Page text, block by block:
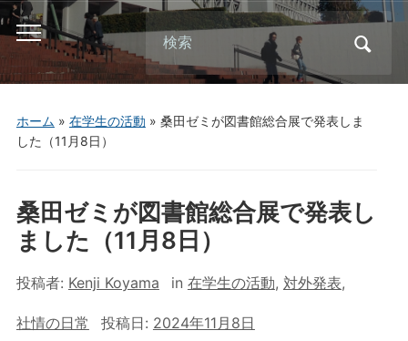
Toggle
mobile
menu
Search
for:
ホーム » 在学生の活動 » 桑田ゼミが図書館総合展で発表しま
した（11月8日）
桑田ゼミが図書館総合展で発表し
ました（11月8日）
投稿者: Kenji Koyama in 在学生の活動, 対外発表,
社情の日常 投稿日: 2024年11月8日